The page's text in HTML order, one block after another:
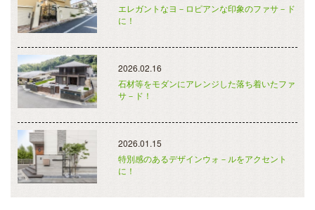
エレガントなヨ－ロピアンな印象のファサ－ド
に！
2026.02.16
石材等をモダンにアレンジした落ち着いたファ
サ－ド！
2026.01.15
特別感のあるデザインウォ－ルをアクセント
に！